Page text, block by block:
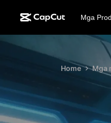
Mga
Home Mga